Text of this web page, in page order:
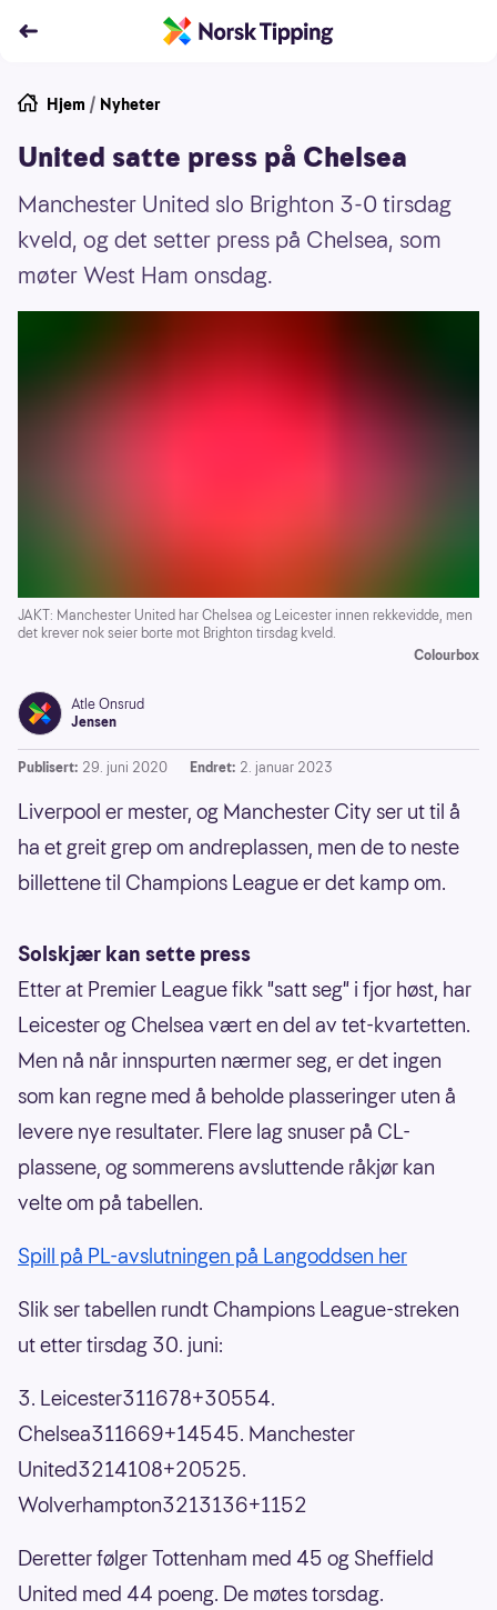
Hjem / Nyheter
United satte press på Chelsea
Manchester United slo Brighton 3-0 tirsdag
kveld, og det setter press på Chelsea, som
møter West Ham onsdag.
JAKT: Manchester United har Chelsea og Leicester innen rekkevidde, men
det krever nok seier borte mot Brighton tirsdag kveld.
Colourbox
Atle Onsrud
Jensen
Publisert: 29. juni 2020 Endret: 2. januar 2023
Liverpool er mester, og Manchester City ser ut til å
ha et greit grep om andreplassen, men de to neste
billettene til Champions League er det kamp om.
Solskjær kan sette press
Etter at Premier League fikk "satt seg" i fjor høst, har
Leicester og Chelsea vært en del av tet-kvartetten.
Men nå når innspurten nærmer seg, er det ingen
som kan regne med å beholde plasseringer uten å
levere nye resultater. Flere lag snuser på CL-
plassene, og sommerens avsluttende råkjør kan
velte om på tabellen.
Spill på PL-avslutningen på Langoddsen her
Slik ser tabellen rundt Champions League-streken
ut etter tirsdag 30. juni:
3. Leicester311678+30554.
Chelsea311669+14545. Manchester
United3214108+20525.
Wolverhampton3213136+1152
Deretter følger Tottenham med 45 og Sheffield
United med 44 poeng. De møtes torsdag.